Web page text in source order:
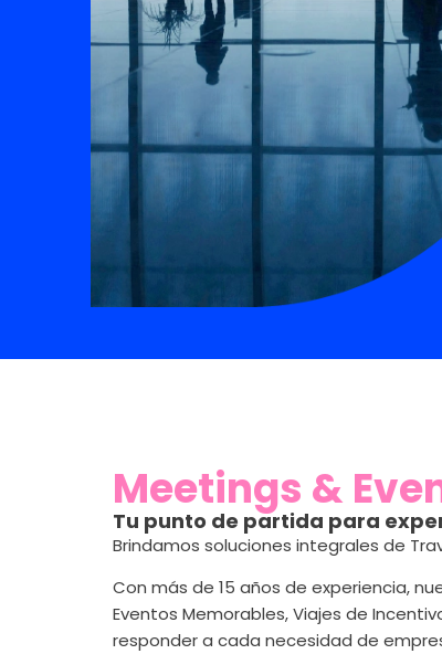
Meetings &
Tu punto de partida para
Brindamos soluciones integrales de
Con más de 15 años de experiencia,
Eventos Memorables, Viajes de
responder a cada necesidad de